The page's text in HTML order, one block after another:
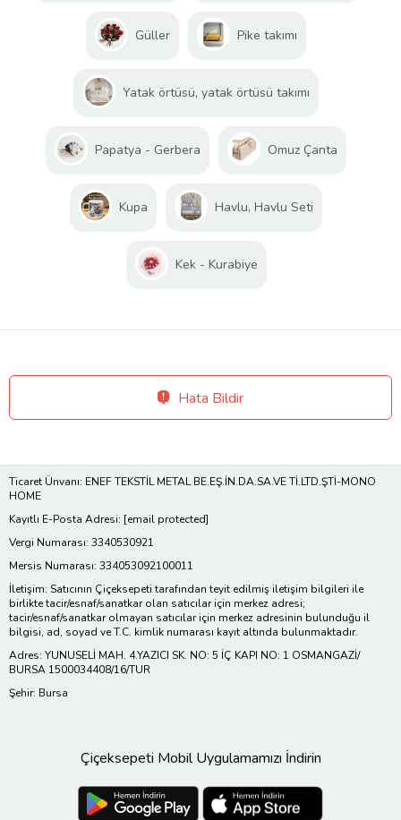
Güller Pike takımı
Yatak örtüsü, yatak örtüsü takımı
Papatya - Gerbera Omuz Çanta
Kupa Havlu, Havlu Seti
Kek - Kurabiye
Hata Bildir
Ticaret Ünvanı: ENEF TEKSTİL METAL BE.EŞ.İN.DA.SA.VE Tİ.LTD.ŞTİ-MONO
HOME
Kayıtlı E-Posta Adresi: [email protected]
Vergi Numarası: 3340530921
Mersis Numarası: 334053092100011
İletişim: Satıcının Çiçeksepeti tarafından teyit edilmiş iletişim bilgileri ile
birlikte tacir/esnaf/sanatkar olan satıcılar için merkez adresi;
tacir/esnaf/sanatkar olmayan satıcılar için merkez adresinin bulunduğu il
bilgisi, ad, soyad ve T.C. kimlik numarası kayıt altında bulunmaktadır.
Adres: YUNUSELİ MAH. 4.YAZICI SK. NO: 5 İÇ KAPI NO: 1 OSMANGAZİ/
BURSA 1500034408/16/TUR
Şehir: Bursa
Çiçeksepeti Mobil Uygulamamızı İndirin